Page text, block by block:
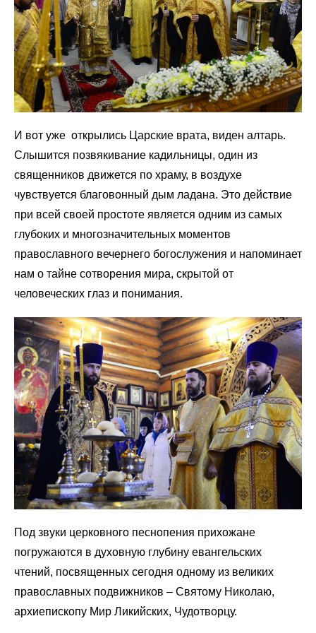
И вот уже открылись Царские врата, виден алтарь.
Слышится позвякивание кадильницы, один из
священников движется по храму, в воздухе
чувствуется благовонный дым ладана. Это действие
при всей своей простоте является одним из самых
глубоких и многозначительных моментов
православного вечернего богослужения и напоминает
нам о тайне сотворения мира, скрытой от
человеческих глаз и понимания.
Под звуки церковного песнопения прихожане
погружаются в духовную глубину евангельских
чтений, посвященных сегодня одному из великих
православных подвижников – Святому Николаю,
архиепископу Мир Ликийских, Чудотворцу.